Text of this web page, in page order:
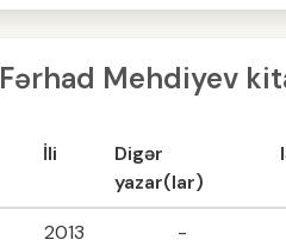
Fərhad Mehdiyev
İli
Digər
yazar(lar)
2013 -